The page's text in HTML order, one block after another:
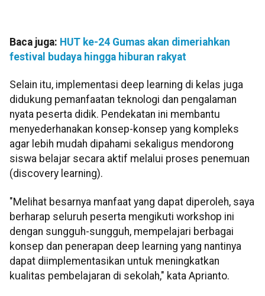
Baca juga: HUT ke-24 Gumas akan dimeriahkan
festival budaya hingga hiburan rakyat
Selain itu, implementasi deep learning di kelas juga
didukung pemanfaatan teknologi dan pengalaman
nyata peserta didik. Pendekatan ini membantu
menyederhanakan konsep-konsep yang kompleks
agar lebih mudah dipahami sekaligus mendorong
siswa belajar secara aktif melalui proses penemuan
(discovery learning).
"Melihat besarnya manfaat yang dapat diperoleh, saya
berharap seluruh peserta mengikuti workshop ini
dengan sungguh-sungguh, mempelajari berbagai
konsep dan penerapan deep learning yang nantinya
dapat diimplementasikan untuk meningkatkan
kualitas pembelajaran di sekolah," kata Aprianto.